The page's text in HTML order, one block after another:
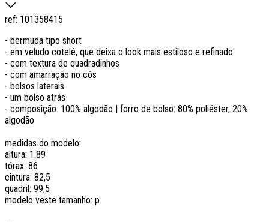
ref: 101358415
- bermuda tipo short
- em veludo cotelê, que deixa o look mais estiloso e refinado
- com textura de quadradinhos
- com amarração no cós
- bolsos laterais
- um bolso atrás
- composição: 100% algodão | forro de bolso: 80% poliéster, 20%
algodão
medidas do modelo:
altura: 1.89
tórax: 86
cintura: 82,5
quadril: 99,5
modelo veste tamanho: p